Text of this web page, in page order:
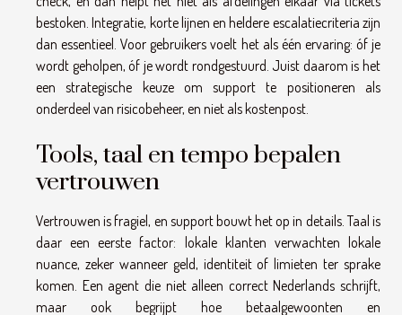
bestoken. Integratie, korte lijnen en heldere escalatiecriteria zijn
dan essentieel. Voor gebruikers voelt het als één ervaring: óf je
wordt geholpen, óf je wordt rondgestuurd. Juist daarom is het
een strategische keuze om support te positioneren als
onderdeel van risicobeheer, en niet als kostenpost.
Tools, taal en tempo bepalen
vertrouwen
Vertrouwen is fragiel, en support bouwt het op in details. Taal is
daar een eerste factor: lokale klanten verwachten lokale
nuance, zeker wanneer geld, identiteit of limieten ter sprake
komen. Een agent die niet alleen correct Nederlands schrijft,
maar ook begrijpt hoe betaalgewoonten en